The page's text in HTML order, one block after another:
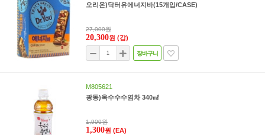
오리온)닥터유에너지바(15개입/CASE)
27,000원
20,300원 (갑)
장바구니
M805621
광동)옥수수수염차 340㎖
1,900원
1,300원 (EA)